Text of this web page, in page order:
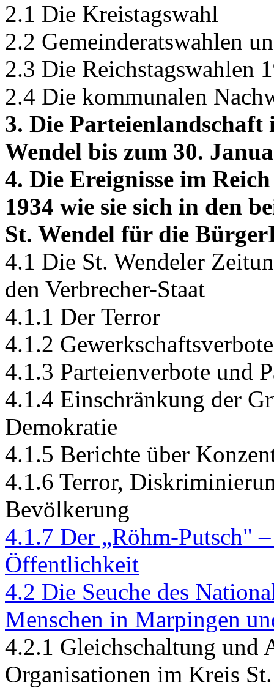
2.1 Die Kreistagswahl
2.2 Gemeinderatswahlen
2.3 Die Reichstagswahlen
2.4 Die kommunalen
3. Die
Wendel bis zum 30.
4. Die Ereignisse im
1934 wie sie sich in den
St. Wendel für die
4.1 Die St. Wendeler
den Verbrecher-Staat
4.1.1 Der Terror
4.1.2 Gewerkschaftsverbote
4.1.3 Parteienverbote und
4.1.4 Einschränkung der
Demokratie
4.1.5 Berichte über
4.1.6 Terror,
Bevölkerung
4.1.7 Der „Röhm-Putsch"
Öffentlichkeit
4.2 Die Seuche des
Menschen in Marpingen
4.2.1 Gleichschaltung und
Organisationen im Kreis